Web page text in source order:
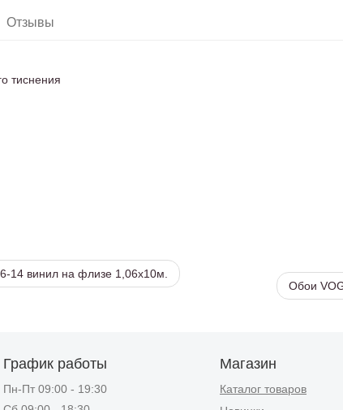
Отзывы
тиснения
14 винил на флизе 1,06х10м.
Обои
График работы
Пн-Пт 09:00 - 19:30
Магазин
Каталог товаров